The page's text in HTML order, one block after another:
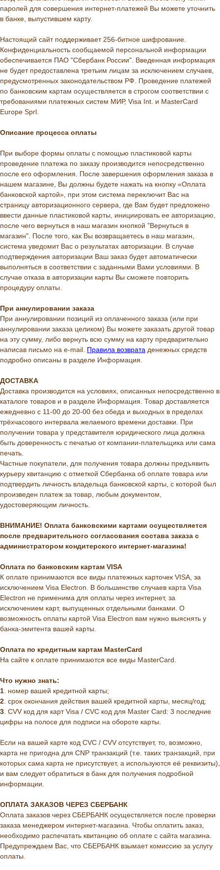
паролей для совершения интернет-платежей Вы можете уточнить
в банке, выпустившем карту.
Настоящий сайт поддерживает 256-битное шифрование.
Конфиденциальность сообщаемой персональной информации
обеспечивается ПАО "Сбербанк России". Введенная информация
не будет предоставлена третьим лицам за исключением случаев,
предусмотренных законодательством РФ. Проведение платежей
по банковским картам осуществляется в строгом соответствии с
требованиями платежных систем МИР, Visa Int. и MasterCard
Europe Sprl.
Описание процессa оплаты
При выборе формы оплаты с помощью пластиковой карты
проведение платежа по заказу производится непосредственно
после его оформления. После завершения оформления заказа в
нашем магазине, Вы должны будете нажать на кнопку «Оплата
банковской картой», при этом система переключит Вас на
страницу авторизационного сервера, где Вам будет предложено
ввести данные пластиковой карты, инициировать ее авторизацию,
после чего вернуться в наш магазин кнопкой "Вернуться в
магазин". После того, как Вы возвращаетесь в наш магазин,
система уведомит Вас о результатах авторизации. В случае
подтверждения авторизации Ваш заказ будет автоматически
выполняться в соответствии с заданными Вами условиями. В
случае отказа в авторизации карты Вы сможете повторить
процедуру оплаты.
При аннулировании заказа
При аннулировании позиций из оплаченного заказа (или при
аннулировании заказа целиком) Вы можете заказать другой товар
на эту сумму, либо вернуть всю сумму на карту предварительно
написав письмо на e-mail. Правила возврата денежных средств
подробно описаны в разделе Информация.
ДОСТАВКА
Доставка производится на условиях, описанных непосредственно в
каталоге товаров и в разделе Информация. Товар доставляется
ежедневно с 11-00 до 20-00 без обеда и выходных в пределах
трёхчасового интервала желаемого времени доставки. При
получении товара у представителя юридического лица должна
быть доверенность с печатью от компании-плательщика или сама
печать.
Частные покупатели, для получения товара должны предъявить
курьеру квитанцию с отметкой Сбербанка об оплате товара или
подтвердить личность владельца банковской карты, с которой был
произведен платеж за товар, любым документом,
удостоверяющим личность.
ВНИМАНИЕ! Оплата банковскими картами осуществляется
после предварительного согласования состава заказа с
администратором кондитерского интернет-магазина!
Оплата по банковским картам VISA
К оплате принимаются все виды платежных карточек VISA, за
исключением Visa Electron. В большинстве случаев карта Visa
Electron не применима для оплаты через интернет, за
исключением карт, выпущенных отдельными банками. О
возможность оплаты картой Visa Electron вам нужно выяснять у
банка-эмитента вашей карты.
Оплата по кредитным картам MasterCard
На сайте к оплате принимаются все виды MasterCard.
Что нужно знать:
1. номер вашей кредитной карты;
2. cрок окончания действия вашей кредитной карты, месяц/год;
3. CVV код для карт Visa / CVC код для Master Card: 3 последние
цифры на полосе для подписи на обороте карты.
Если на вашей карте код CVC / CVV отсутствует, то, возможно,
карта не пригодна для CNP транзакций (т.е. таких транзакций, при
которых сама карта не присутствует, а используются её реквизиты),
и вам следует обратиться в банк для получения подробной
информации.
ОПЛАТА ЗАКАЗОВ ЧЕРЕЗ СБЕРБАНК
Оплата заказов через СБЕРБАНК осуществляется после проверки
заказа менеджером интернет-магазина. Чтобы оплатить заказ,
необходимо распечатать квитанцию об оплате с сайта магазина.
Предупреждаем Вас, что СБЕРБАНК взымает комиссию за услугу
оплаты.